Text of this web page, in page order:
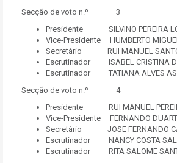
Secção de voto n.º 3
Presidente SILVINO PEREIRA
Vice-Presidente HUMBERTO
Secretário RUI MANUEL
Escrutinador ISABEL CRISTINA
Escrutinador TATIANA ALVES
Secção de voto n.º 4
Presidente RUI MANUEL
Vice-Presidente FERNANDO
Secretário JOSE FERNANDO
Escrutinador NANCY COSTA
Escrutinador RITA SALOME